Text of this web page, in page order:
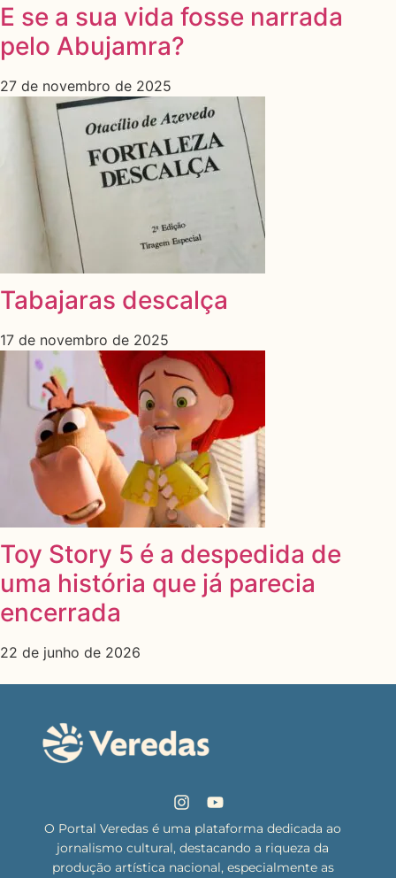
E se a sua vida fosse narrada
pelo Abujamra?
27 de novembro de 2025
Tabajaras descalça
17 de novembro de 2025
Toy Story 5 é a despedida de
uma história que já parecia
encerrada
22 de junho de 2026
O Portal Veredas é uma plataforma dedicada ao
jornalismo cultural, destacando a riqueza da
produção artística nacional, especialmente as